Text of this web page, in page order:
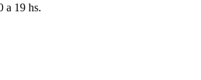
a 19 hs.